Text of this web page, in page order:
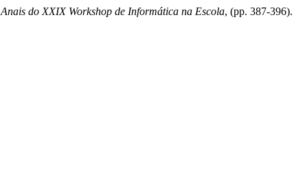
Anais do XXIX Workshop de Informática na Escola, (pp. 387-